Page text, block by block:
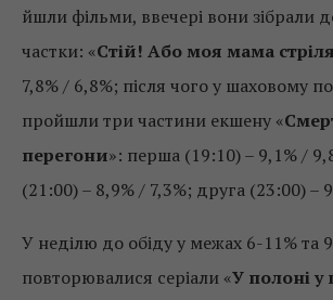
йшли фільми, ввечері вони зібрали
частки: «Стій! Або моя мама
7,8% / 6,8%; після чого у шаховому
пройшли три частини екшену «
перегони»: перша (19:10) – 9,1% /
(21:00) – 8,9% / 7,3%; друга (23:00) –
У неділю до обіду у межах 6-11% та
повторювалися серіали «У полоні у